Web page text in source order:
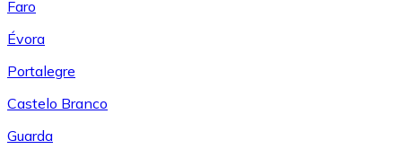
Faro
Évora
Portalegre
Castelo Branco
Guarda